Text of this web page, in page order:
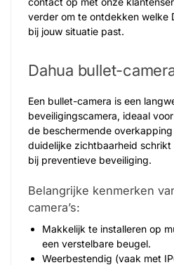
verder om te ontdekken welke
bij jouw situatie past.
Dahua bullet-
Een bullet-camera is een
beveiligingscamera, ideaal
de beschermende
duidelijke zichtbaarheid
bij preventieve beveiliging.
Belangrijke kenmerken
camera’s:
Makkelijk te installeren op
een verstelbare beugel.
Weerbestendig (vaak met